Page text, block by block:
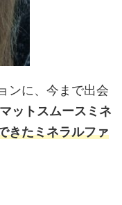
ンに、今まで出会
ットスムースミネ
きたミネラルファ